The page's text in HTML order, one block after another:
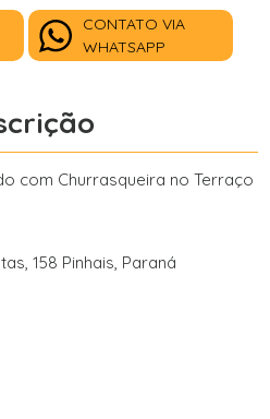
CONTATO VIA
WHATSAPP
com Churrasqueira no Terraço
158 Pinhais, Paraná